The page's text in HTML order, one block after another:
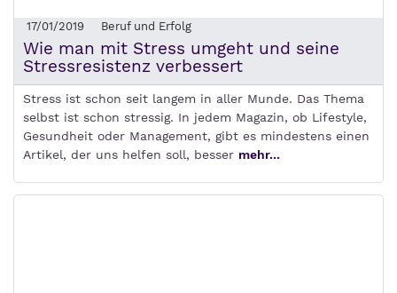
17/01/2019 Beruf und Erfolg
Wie man mit Stress umgeht und seine
Stressresistenz verbessert
Stress ist schon seit langem in aller Munde. Das Thema
selbst ist schon stressig. In jedem Magazin, ob Lifestyle,
Gesundheit oder Management, gibt es mindestens einen
Artikel, der uns helfen soll, besser mehr...